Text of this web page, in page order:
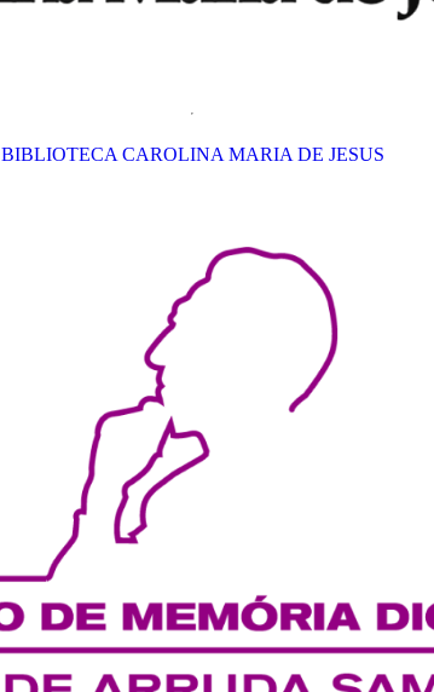
BIBLIOTECA CAROLINA MARIA DE JESUS